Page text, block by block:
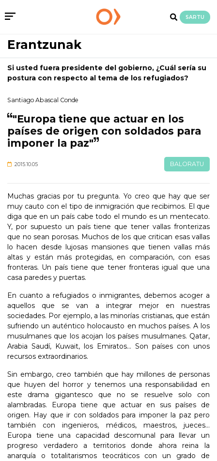
SARTU
Erantzunak
Si usted fuera presidente del gobierno, ¿Cuál sería su
postura con respecto al tema de los refugiados?
Santiago Abascal Conde
"Europa tiene que actuar en los
países de origen con soldados para
imponer la paz"
2015.10.05 BALORATU
Muchas gracias por tu pregunta. Yo creo que hay que ser
muy cauto con el tipo de inmigración que recibimos. El que
diga que en un país cabe todo el mundo es un mentecato.
Y, por supuesto un país tiene que tener vallas fronterizas
que no sean porosas. Muchos de los que critican esas vallas
lo hacen desde lujosas mansiones que tienen vallas más
altas y están más protegidas, en comparación, con esas
fronteras. Un país tiene que tener fronteras igual que una
casa paredes y puertas.
En cuanto a refugiados o inmigrantes, debemos acoger a
aquellos que se van a integrar mejor en nuestras
sociedades. Por ejemplo, a las minorías cristianas, que están
sufriendo un auténtico holocausto en muchos países. A los
musulmanes que los acojan los países musulmanes. Qatar,
Arabia Saudí, Kuwait, los Emiratos... Son países con unos
recursos extraordinarios.
Sin embargo, creo también que hay millones de personas
que huyen del horror y tenemos una responsabilidad en
este drama gigantesco que no se resuelve solo con
alambradas. Europa tiene que actuar en sus países de
origen. Hay que ir con soldados para imponer la paz pero
también con ingenieros, médicos, maestros, jueces...
Europa tiene una capacidad descomunal para llevar un
progreso verdadero a territorios donde ahora reina la
anarquía o totalitarismos teocráticos con un grado de